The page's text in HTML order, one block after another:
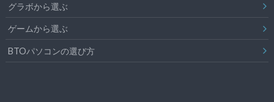
グラボから選ぶ
ゲームから選ぶ
BTOパソコンの選び方